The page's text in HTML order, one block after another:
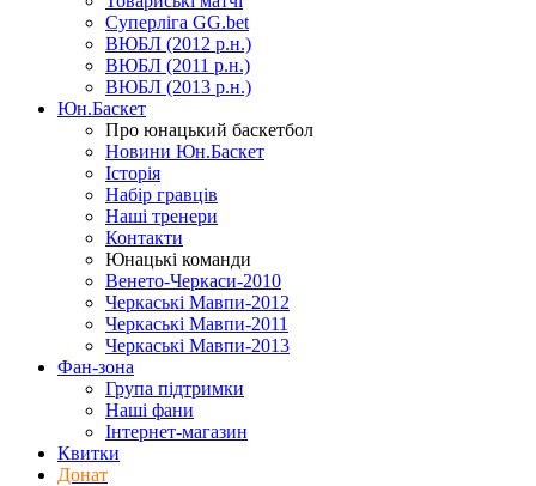
Суперліга GG.bet
ВЮБЛ (2012 р.н.)
ВЮБЛ (2011 р.н.)
ВЮБЛ (2013 р.н.)
Юн.Баскет
Про юнацький баскетбол
Новини Юн.Баскет
Історія
Набір гравців
Наші тренери
Контакти
Юнацькі команди
Венето-Черкаси-2010
Черкаські Мавпи-2012
Черкаські Мавпи-2011
Черкаські Мавпи-2013
Фан-зона
Група підтримки
Наші фани
Інтернет-магазин
Квитки
Донат